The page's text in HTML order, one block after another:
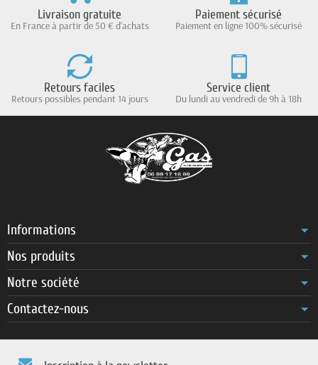
Livraison gratuite
En France à partir de 50 € d'achats
Paiement sécurisé
Paiement en ligne 100% sécurisé
Retours faciles
Retours possibles pendant 14 jours
Service client
Du lundi au vendredi de 9h à 18h
Informations
Nos produits
Notre société
Contactez-nous